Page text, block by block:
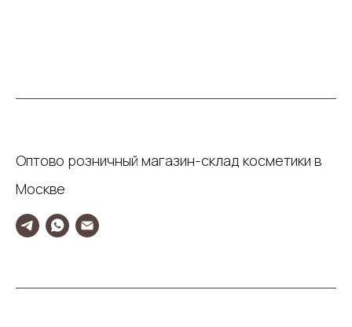
Оптово розничный магазин-склад косметики в
Москве